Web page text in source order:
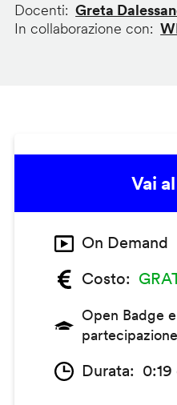
Docenti
Greta
In collaborazione con
Vai
On Demand
Costo
Open Badge
partecipazione
Durata 0:19